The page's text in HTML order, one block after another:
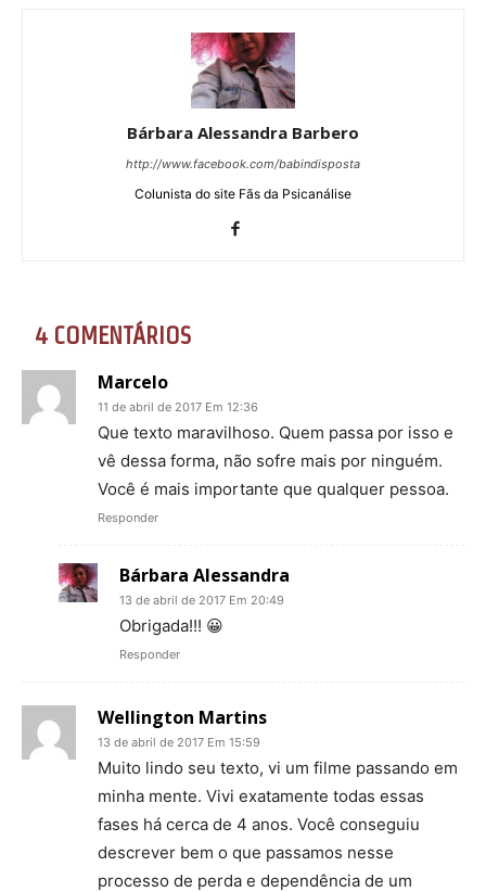
Bárbara Alessandra Barbero
http://www.facebook.com/babindisposta
Colunista do site Fãs da Psicanálise
4 COMENTÁRIOS
Marcelo
11 de abril de 2017 Em 12:36
Que texto maravilhoso. Quem passa por isso e
vê dessa forma, não sofre mais por ninguém.
Você é mais importante que qualquer pessoa.
Responder
Bárbara Alessandra
13 de abril de 2017 Em 20:49
Obrigada!!! 😀
Responder
Wellington Martins
13 de abril de 2017 Em 15:59
Muito lindo seu texto, vi um filme passando em
minha mente. Vivi exatamente todas essas
fases há cerca de 4 anos. Você conseguiu
descrever bem o que passamos nesse
processo de perda e dependência de um